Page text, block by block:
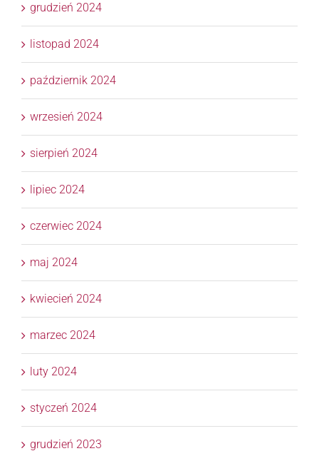
grudzień 2024
listopad 2024
październik 2024
wrzesień 2024
sierpień 2024
lipiec 2024
czerwiec 2024
maj 2024
kwiecień 2024
marzec 2024
luty 2024
styczeń 2024
grudzień 2023